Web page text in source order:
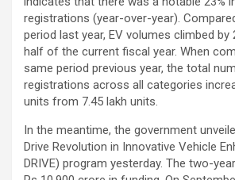
registrations (year-over-year).
period last year, EV volumes climbed by
half of the current fiscal year. When
same period previous year, the total
registrations across all categories
units from 7.45 lakh units.
In the meantime, the government
Drive Revolution in Innovative Vehicle
DRIVE) program yesterday. The two-